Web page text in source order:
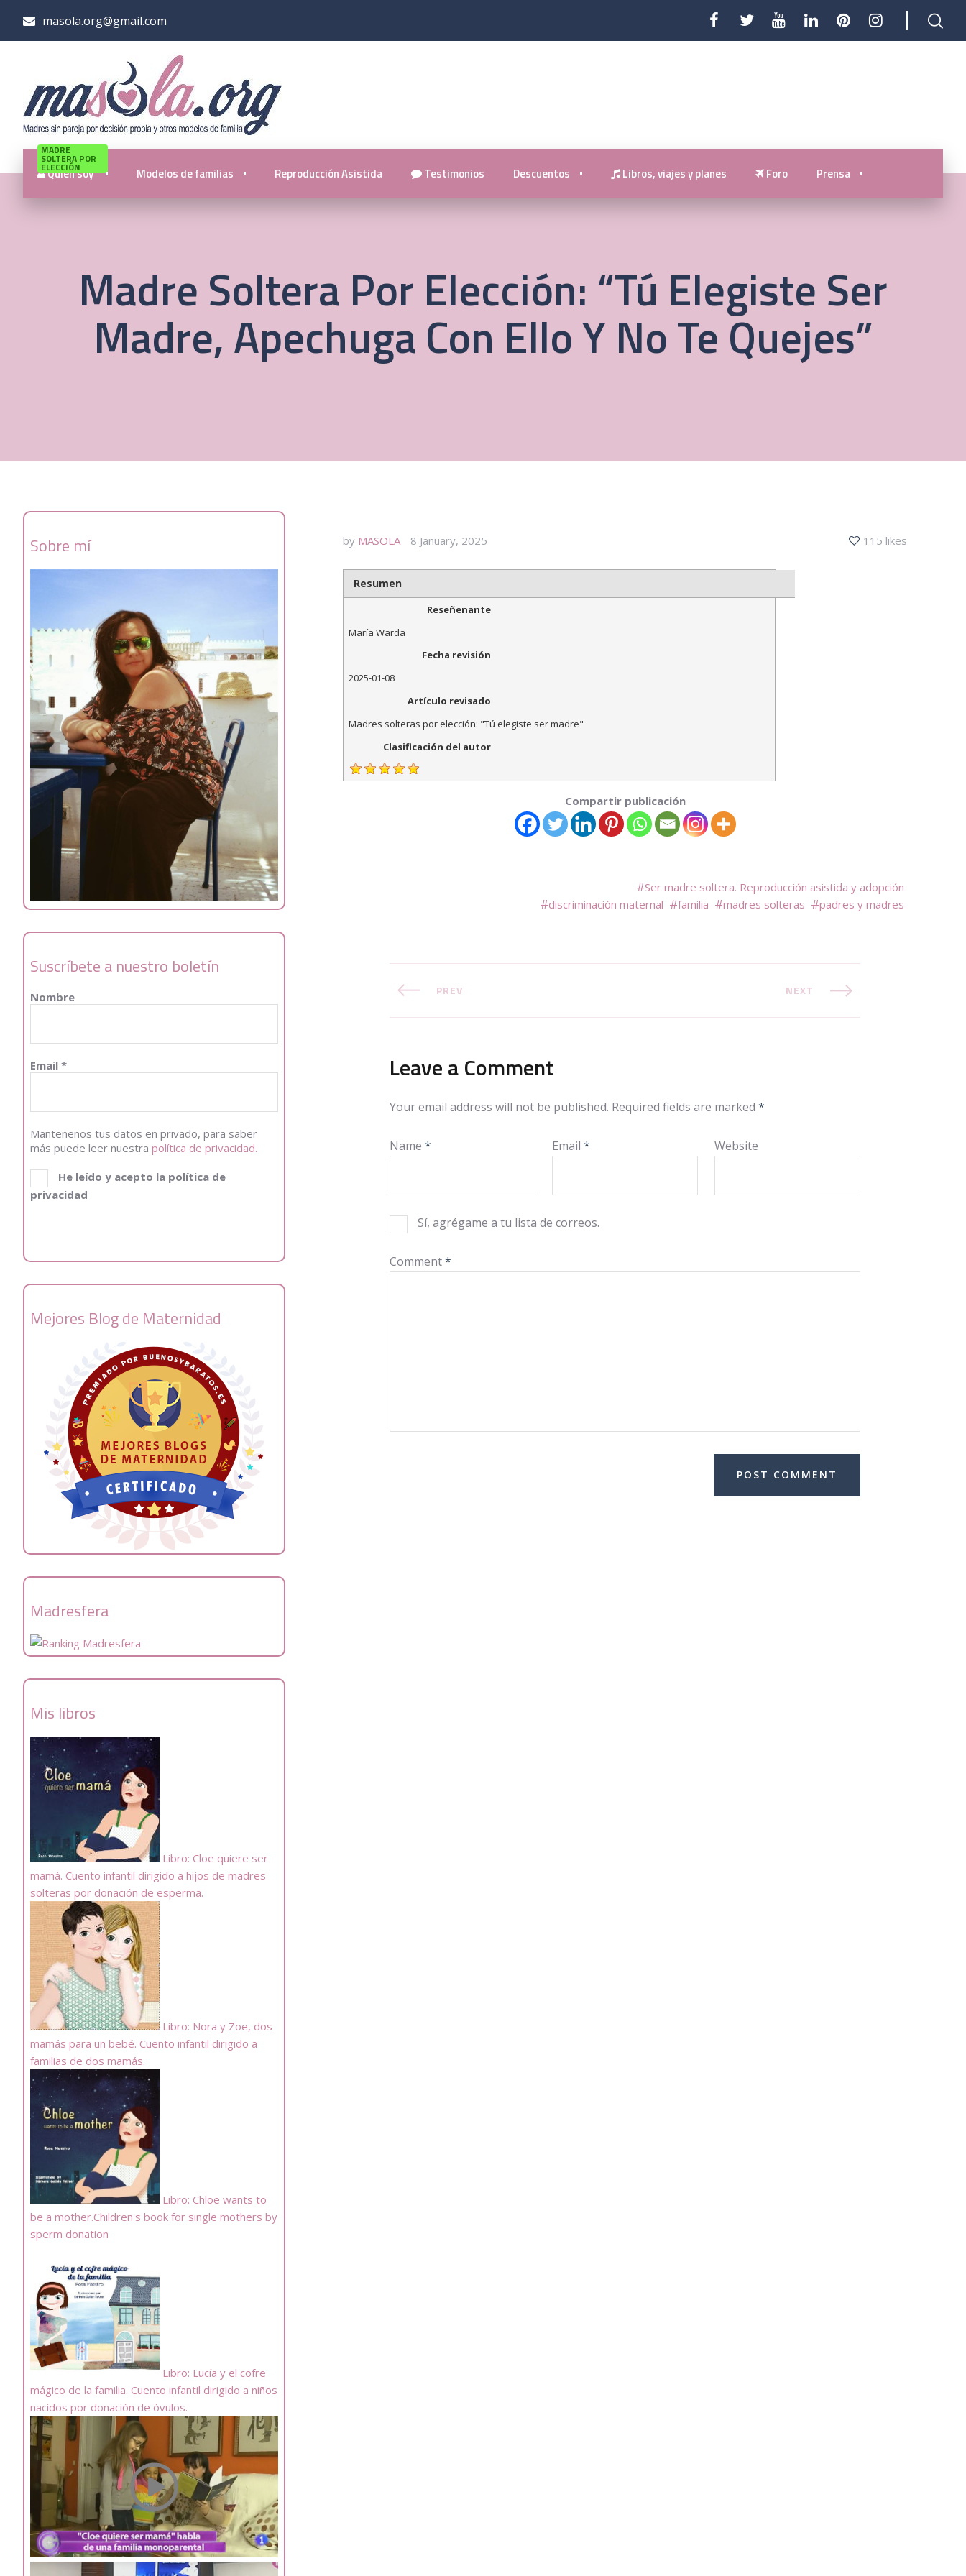
masola.org@gmail.com
Quién soy
MADRE
SOLTERA POR
ELECCIÓN Modelos de familias Reproducción Asistida Testimonios Descuentos Libros, viajes y planes Foro Prensa
Madre Soltera Por Elección: “Tú Elegiste Ser
Madre, Apechuga Con Ello Y No Te Quejes”
Sobre mí
Suscríbete a nuestro boletín
Nombre
Email *
Mantenenos tus datos en privado, para saber
más puede leer nuestra política de privacidad.
He leído y acepto la política de
privacidad
Mejores Blog de Maternidad
Madresfera
Mis libros
Libro: Cloe quiere ser
mamá. Cuento infantil dirigido a hijos de madres
solteras por donación de esperma.
Libro: Nora y Zoe, dos
mamás para un bebé. Cuento infantil dirigido a
familias de dos mamás.
Libro: Chloe wants to
be a mother.Children's book for single mothers by
sperm donation
Libro: Lucía y el cofre
mágico de la familia. Cuento infantil dirigido a niños
nacidos por donación de óvulos.
by MASOLA 8 January, 2025 115 likes
Resumen
Reseñenante
María Warda
Fecha revisión
2025-01-08
Artículo revisado
Madres solteras por elección: "Tú elegiste ser madre"
Clasificación del autor
Compartir publicación
Ser madre soltera. Reproducción asistida y adopción
discriminación maternal
familia madres solteras padres y madres
PREV NEXT
Leave a Comment
Your email address will not be published. Required fields are marked*
Name* Email* Website
Sí, agrégame a tu lista de correos.
Comment*